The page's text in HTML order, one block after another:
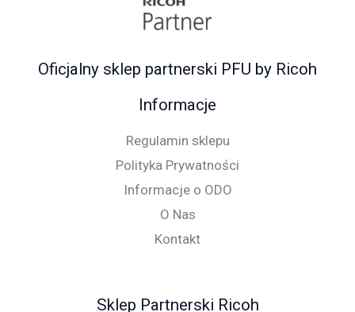
Oficjalny sklep partnerski PFU by Ricoh
Informacje
Regulamin sklepu
Polityka Prywatności
Informacje o ODO
O Nas
Kontakt
Sklep Partnerski Ricoh